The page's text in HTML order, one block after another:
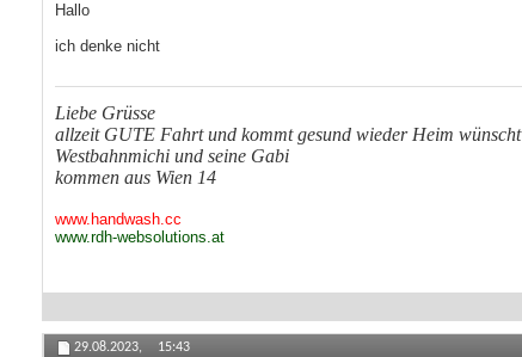
Hallo
ich denke nicht
Liebe Grüsse
allzeit GUTE Fahrt und kommt gesund wieder Heim wünscht
Westbahnmichi und seine Gabi
kommen aus Wien 14
www.handwash.cc
www.rdh-websolutions.at
29.08.2023, 15:43